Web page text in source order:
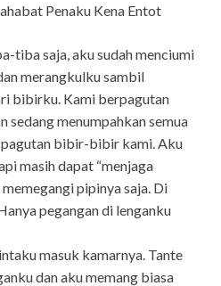
Penaku Kena Entot
tiba saja, aku sudah menciumi
merangkulku sambil
bibirku. Kami berpagutan
sedang menumpahkan semua
bibir-bibir kami. Aku
masih dapat “menjaga
memegangi pipinya saja. Di
pegangan di lenganku
masuk kamarnya. Tante
dan aku memang biasa